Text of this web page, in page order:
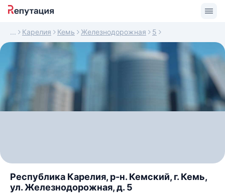
Карелия Кемь Железнодорожная 5
Республика Карелия, р-н. Кемский, г. Кемь,
ул. Железнодорожная, д. 5